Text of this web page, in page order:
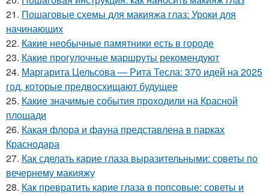
21. Пошаговые схемы для макияжа глаз: Уроки для
начинающих
22. Какие необычные памятники есть в городе
23. Какие прогулочные маршруты рекомендуют
24. Маргарита Цельсова — Рита Тесла: 370 идей на 2025
год, которые предвосхищают будущее
25. Какие значимые события проходили на Красной
площади
26. Какая флора и фауна представлена в парках
Краснодара
27. Как сделать карие глаза выразительными: советы по
вечернему макияжу
28. Как превратить карие глаза в попсовые: советы и